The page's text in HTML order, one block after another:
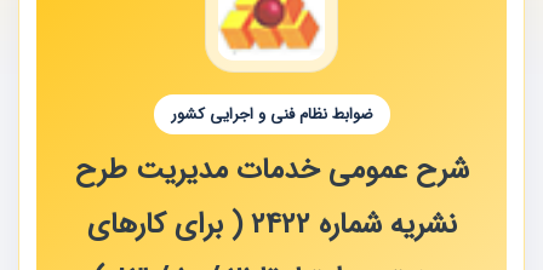
ضوابط نظام فنی و اجرایی کشور
شرح عمومی خدمات مدیریت طرح
نشریه شماره 2422 ( برای کارهای